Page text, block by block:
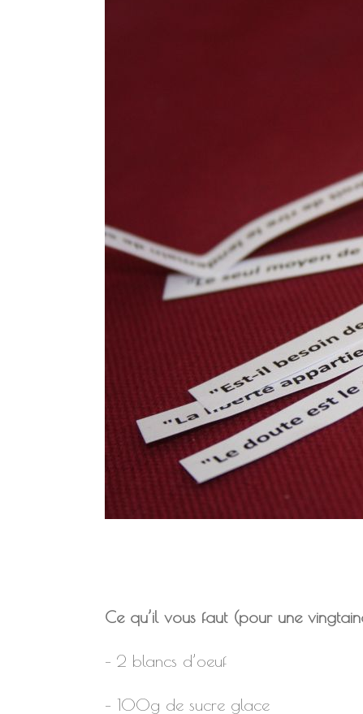
Ce qu’il vous faut (pour une
– 2 blancs d’oeuf
– 100g de sucre glace